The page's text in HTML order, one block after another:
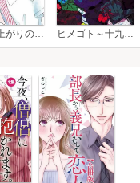
恋は雨上がりのように ヒメゴト～十九歳の制服～